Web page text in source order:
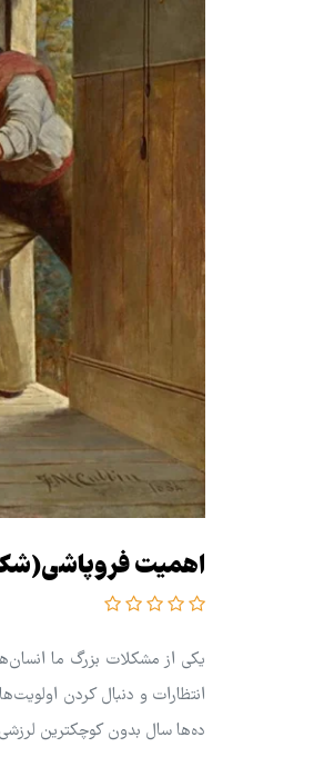
اهمیت
یکی از مشکلات بزرگ ما
انتظارات و دنبال کردن
ده‌ها سال بدون کوچکترین